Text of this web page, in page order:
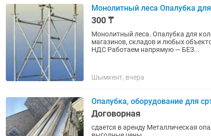
Монолитный леса Опалубка
300 ₸
Монолитный леса. Опалубка для
магазинов, складов и любых
НДС Работаем напрямую — БЕЗ...
Шымкент, вчера
Опалубка, оборудование для
Договорная
сдается в аренду Металлическая